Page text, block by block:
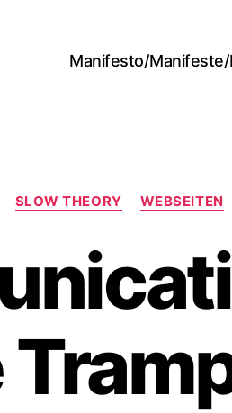
Manifesto/
Categories
SLOW THEORY WEBSEITEN